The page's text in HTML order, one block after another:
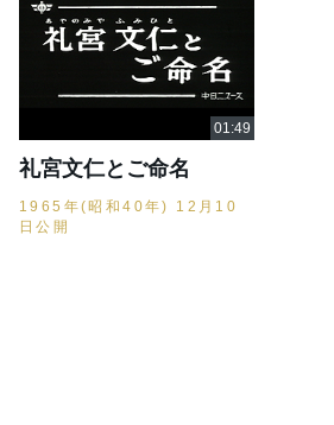
礼宮文仁とご命名
1965年(昭和40年) 12月10
日公開